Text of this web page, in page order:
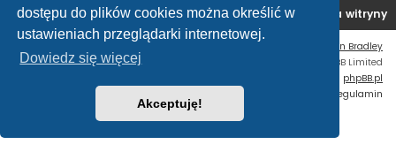
dostępu do plików cookies można określić w
ustawieniach przeglądarki internetowej.
Dowiedz się więcej
Akceptuję!
Forum OC PL Strona główna Usuń ciasteczka witryny
Ian Bradley
Technologię dostarcza
® Forum Software © phpBB Limited
phpBB.pl
Regulamin